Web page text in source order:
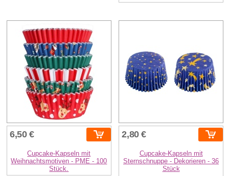
6,50 €
Cupcake-Kapseln mit
Weihnachtsmotiven - PME - 100
Stück.
2,80 €
Cupcake-Kapseln mit
Sternschnuppe - Dekorieren - 36
Stück